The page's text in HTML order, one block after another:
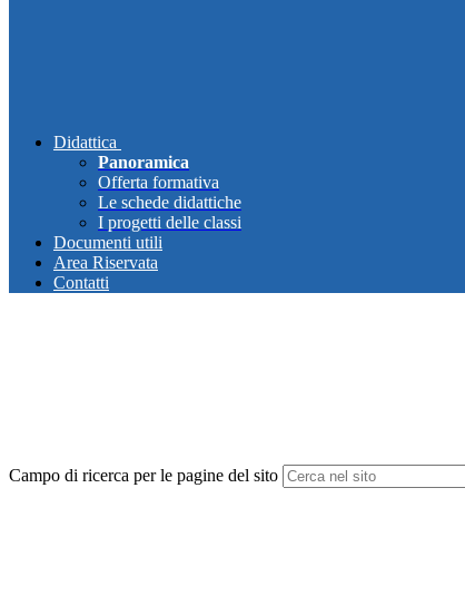
Didattica
Panoramica
Offerta formativa
Le schede didattiche
I progetti delle classi
Documenti utili
Area Riservata
Contatti
Campo di ricerca per le pagine del sito